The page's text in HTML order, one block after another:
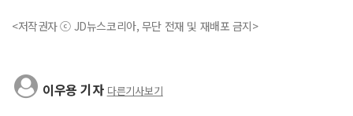
<저작권자 ⓒ JD뉴스코리아, 무단 전재 및 재배포 금지>
이우용 기자 다른기사보기